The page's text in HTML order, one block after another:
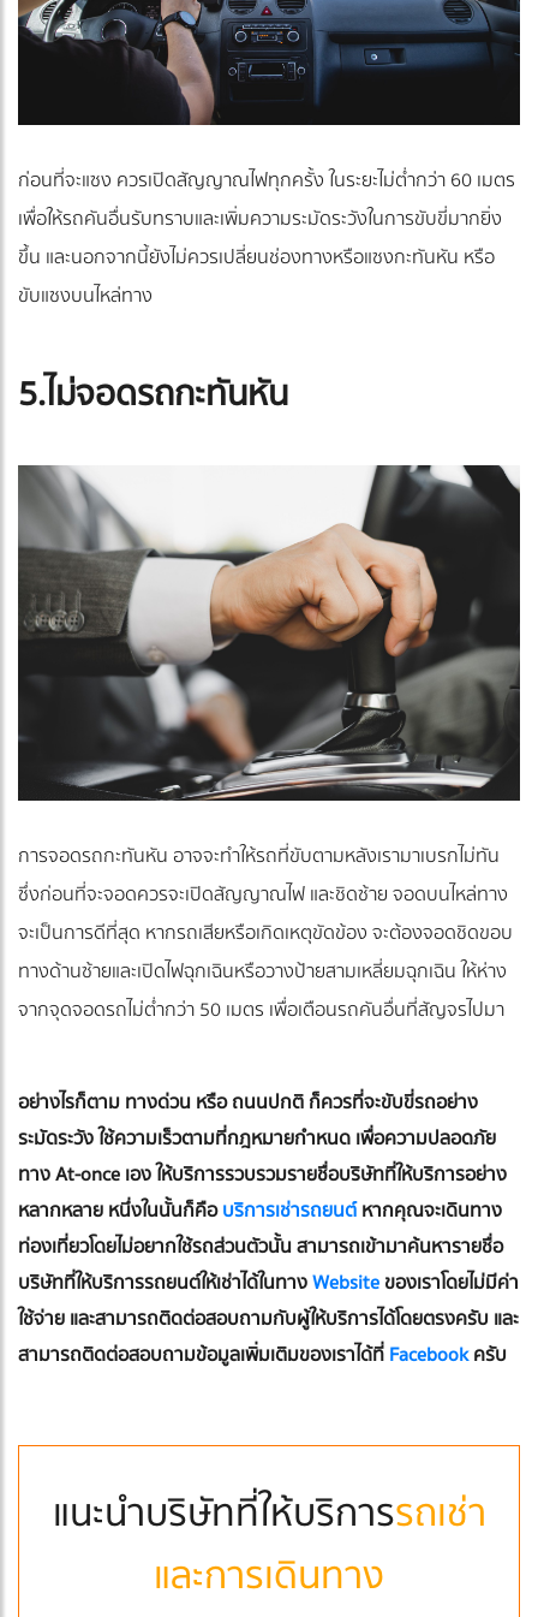
ก่อนที่จะแซง ควรเปิดสัญญาณไฟทุกครั้ง ในระยะไม่ต่ำกว่า 60 เมตร
เพื่อให้รถคันอื่นรับทราบและเพิ่มความระมัดระวังในการขับขี่มากยิ่ง
ขึ้น และนอกจากนี้ยังไม่ควรเปลี่ยนช่องทางหรือแซงกะทันหัน หรือ
ขับแซงบนไหล่ทาง
5.ไม่จอดรถกะทันหัน
การจอดรถกะทันหัน อาจจะทำให้รถที่ขับตามหลังเรามาเบรกไม่ทัน
ซึ่งก่อนที่จะจอดควรจะเปิดสัญญาณไฟ และชิดซ้าย จอดบนไหล่ทาง
จะเป็นการดีที่สุด หากรถเสียหรือเกิดเหตุขัดข้อง จะต้องจอดชิดขอบ
ทางด้านซ้ายและเปิดไฟฉุกเฉินหรือวางป้ายสามเหลี่ยมฉุกเฉิน ให้ห่าง
จากจุดจอดรถไม่ต่ำกว่า 50 เมตร เพื่อเตือนรถคันอื่นที่สัญจรไปมา
อย่างไรก็ตาม ทางด่วน หรือ ถนนปกติ ก็ควรที่จะขับขี่รถอย่าง
ระมัดระวัง ใช้ความเร็วตามที่กฎหมายกำหนด เพื่อความปลอดภัย
ทาง At-once เอง ให้บริการรวบรวมรายชื่อบริษัทที่ให้บริการอย่าง
หลากหลาย หนึ่งในนั้นก็คือบริการเช่ารถยนต์หากคุณจะเดินทาง
ท่องเที่ยวโดยไม่อยากใช้รถส่วนตัวนั้น สามารถเข้ามาค้นหารายชื่อ
บริษัทที่ให้บริการรถยนต์ให้เช่าได้ในทางWebsiteของเราโดยไม่มีค่า
ใช้จ่าย และสามารถติดต่อสอบถามกับผู้ให้บริการได้โดยตรงครับ และ
สามารถติดต่อสอบถามข้อมูลเพิ่มเติมของเราได้ที่Facebookครับ
แนะนำบริษัทที่ให้บริการรถเช่า
และการเดินทาง